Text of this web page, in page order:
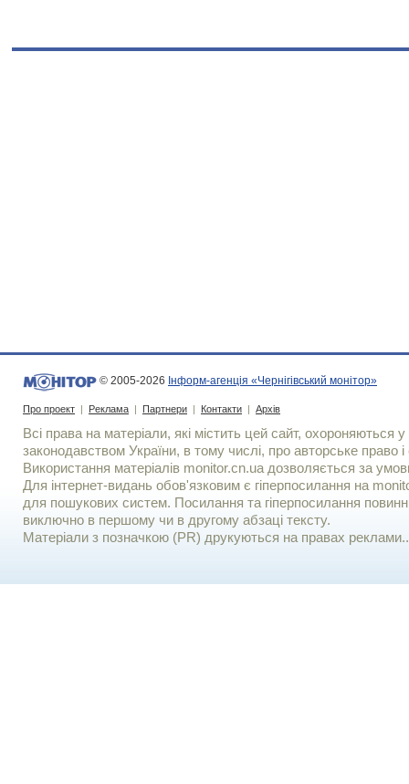
© 2005-2026 Інформ-агенція «Чернігівський монітор»
Про проект | Реклама | Партнери | Контакти | Архів
Всі права на матеріали, які містить цей сайт, охороняються у
законодавством України, в тому числі, про авторське право і
Використання матерiалiв monitor.cn.ua дозволяється за
Для iнтернет-видань обов'язковим є гiперпосилання на
для пошукових систем. Посилання та гіперпосилання
виключно в першому чи в другому абзаці тексту.
Матеріали з позначкою (PR) друкуються на правах реклами..